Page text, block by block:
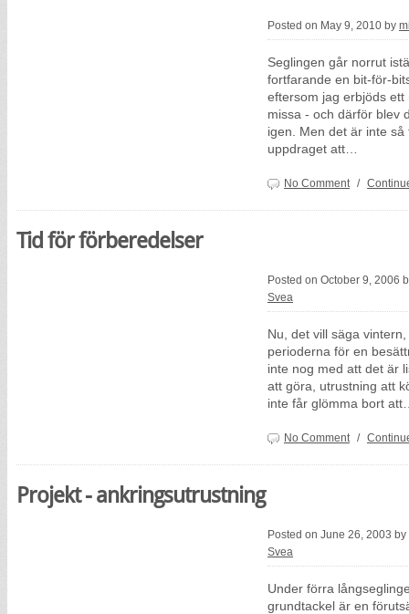
Posted on May 9, 2010 by
Seglingen går norrut
fortfarande en bit-för-
eftersom jag erbjöds
missa - och därför blev
igen. Men det är inte
uppdraget att…
No Comment /
Tid för förberedelser
Posted on October 9, 2006
Svea
Nu, det vill säga
perioderna för en
inte nog med att det är
att göra, utrustning att
inte får glömma bort
No Comment /
Projekt - ankringsutrustning
Posted on June 26, 2003 by
Svea
Under förra
grundtackel är en